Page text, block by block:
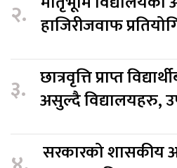
२. हाजिरीजवाफ
३. छात्रवृत्ति प्राप्त
असुल्दै विद्यालयहरु,
सरकारको शासकीय